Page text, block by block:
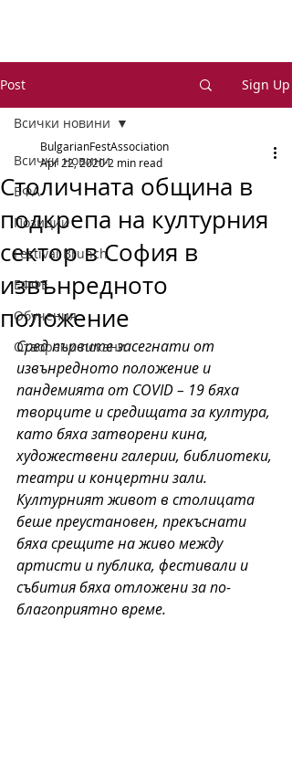
Post Sign Up
Всички новини
БФА
Позиции
Festival Brunch
ЕФФЕ
Обучения
Отворени покани
Всички новини
Столичната община в
подкрепа на културния
сектор в София в
извънредното
положение
BulgarianFestAssociation
Apr 22, 20202 min read
Сред първите засегнати от
извънредното положение и
пандемията от COVID – 19 бяха
творците и средищата за култура,
като бяха затворени кина,
художествени галерии, библиотеки,
театри и концертни зали.
Културният живот в столицата
беше преустановен, прекъснати
бяха срещите на живо между
артисти и публика, фестивали и
събития бяха отложени за по-
благоприятно време.